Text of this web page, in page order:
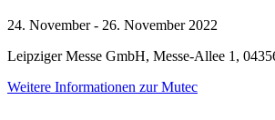
24. November - 26. November 2022
Leipziger Messe GmbH, Messe-Allee 1,
Weitere Informationen zur Mutec